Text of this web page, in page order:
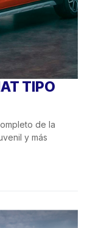
TIPO
de la
y más